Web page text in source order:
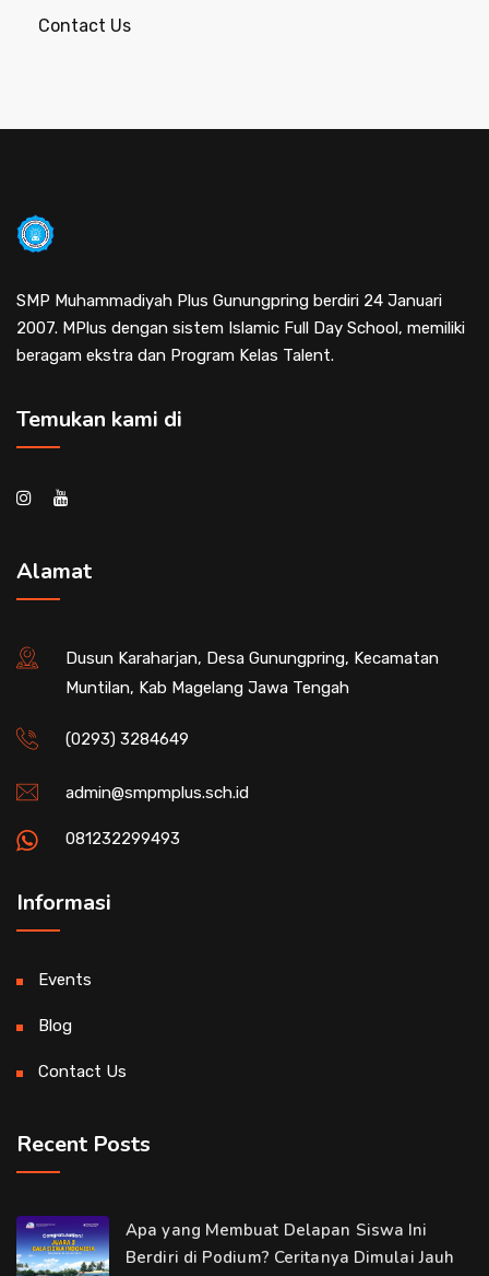
Contact Us
SMP Muhammadiyah Plus Gunungpring berdiri 24 Januari
2007. MPlus dengan sistem Islamic Full Day School, memiliki
beragam ekstra dan Program Kelas Talent.
Temukan kami di
Alamat
Dusun Karaharjan, Desa Gunungpring, Kecamatan
Muntilan, Kab Magelang Jawa Tengah
(0293) 3284649
admin@smpmplus.sch.id
081232299493
Informasi
Events
Blog
Contact Us
Recent Posts
Apa yang Membuat Delapan Siswa Ini
Berdiri di Podium? Ceritanya Dimulai Jauh